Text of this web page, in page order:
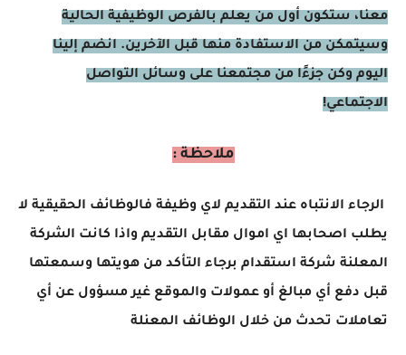
معنا، ستكون أول من يعلم بالفرص الوظيفية الحالية
وسيتمكن من الاستفادة منها قبل الآخرين. انضم إلينا
اليوم وكن جزءًا من مجتمعنا على وسائل التواصل
الاجتماعي!
ملاحظة :
الرجاء الانتباه عند التقديم لاي وظيفة فالوظائف الحقيقية لا
يطلب اصحابها اي اموال مقابل التقديم واذا كانت الشركة
المعلنة شركة استقدام برجاء التأكد من هويتها وسمعتها
قبل دفع أي مبالغ أو عمولات والموقع غير مسؤول عن أي
تعاملات تحدث من خلال الوظائف المعنلة